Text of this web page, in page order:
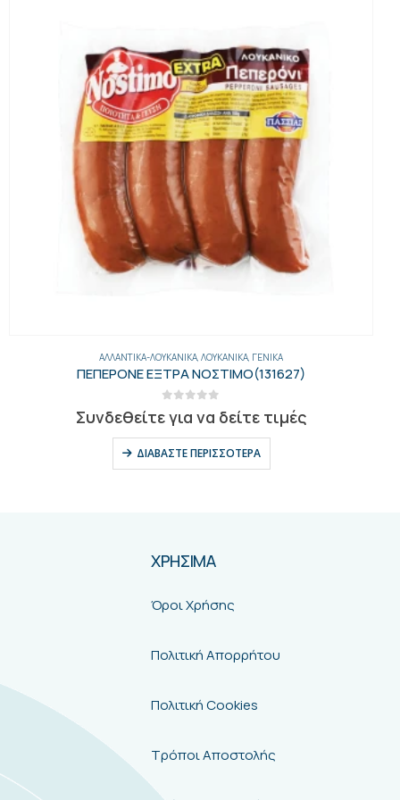
ΑΛΛΑΝΤΙΚΆ,ΑΛΛΑΝΤΙΚΆ ΦΈΤΕΣ ,ΑΛΛΑΝΤΙΚΆ-ΛΟΥΚΆΝΙΚΑ
ΜΠΕΙΚΟΝ ΦΕΤΕΣ 1 ΚΙΛ ΣΠΕΣΙΑΛ
out of 5
Συνδεθείτε για να δείτε τιμές
ΔΙΑΒΆΣΤΕ ΠΕΡΙΣΣΌΤΕΡΑ
ΧΡΗΣΙΜΑ
Όροι Χρήσης
Πολιτική Απορρήτου
Πολιτική Cookies
Τρόποι Αποστολής